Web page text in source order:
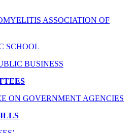
ASSOCIATION OF
SCHOOL
BUSINESS
ON GOVERNMENT AGENCIES